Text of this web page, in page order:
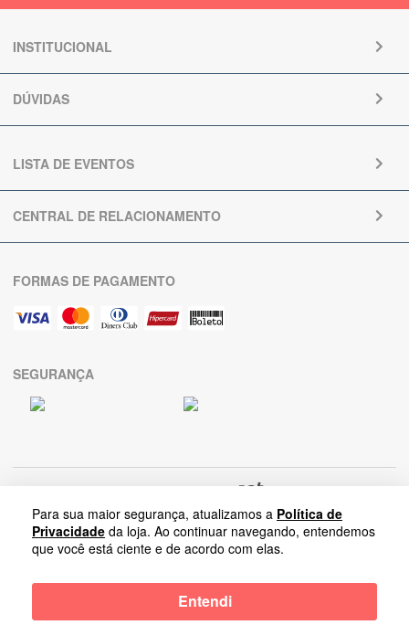
Para sua maior segurança, atualizamos a Política de
Privacidade da loja. Ao continuar navegando, entendemos
que você está ciente e de acordo com elas.
Entendi
INSTITUCIONAL
DÚVIDAS
LISTA DE EVENTOS
CENTRAL DE RELACIONAMENTO
FORMAS DE PAGAMENTO
SEGURANÇA